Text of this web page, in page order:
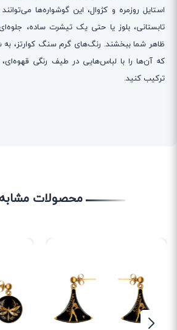
استایل روزمره و کژوال، این گوشواره‌ها
تابستانی، بلوز یا حتی یک تیشرت ساده، جلوه‌ای
ظاهر شما ببخشند. رنگ‌های گرم سنگ کوارتز، به
که آن‌ها را با لباس‌هایی در طیف رنگی
ترکیب کنید.
محصولات مشابه